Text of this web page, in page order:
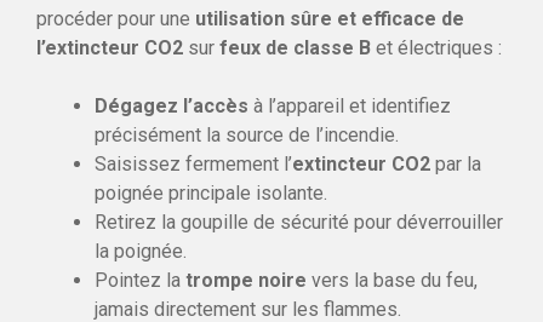
procéder pour une utilisation sûre et efficace de
l’extincteur CO2 sur feux de classe B et électriques :
Dégagez l’accès à l’appareil et identifiez
précisément la source de l’incendie.
Saisissez fermement l’extincteur CO2 par la
poignée principale isolante.
Retirez la goupille de sécurité pour déverrouiller
la poignée.
Pointez la trompe noire vers la base du feu,
jamais directement sur les flammes.